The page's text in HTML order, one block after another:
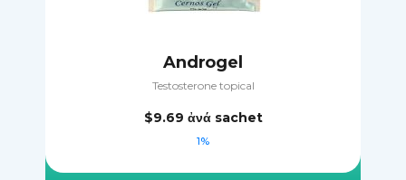
Androgel
Testosterone topical
$9.69 ἀνά sachet
1%